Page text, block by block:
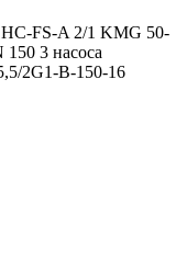
2G1-B-150-16